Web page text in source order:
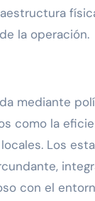
la operación.
mediante
como la
Los
con el